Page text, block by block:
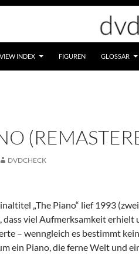
INDEX FIGUREN GLOSSAR
DVDCHECK
„The Piano“ lief 1993
dass viel Aufmerksamkeit erhielt
– wenngleich es bestimmt
ein Piano, die ferne Welt und